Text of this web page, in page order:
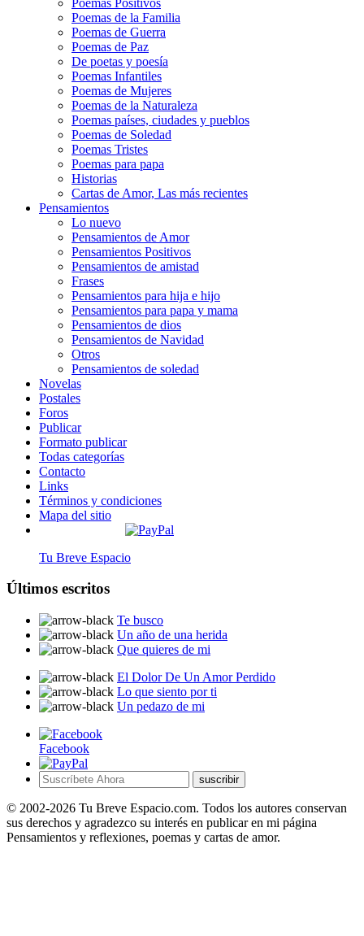
Poemas de la Familia
Poemas de Guerra
Poemas de Paz
De poetas y poesía
Poemas Infantiles
Poemas de Mujeres
Poemas de la Naturaleza
Poemas países, ciudades y pueblos
Poemas de Soledad
Poemas Tristes
Poemas para papa
Historias
Cartas de Amor, Las más recientes
Pensamientos
Lo nuevo
Pensamientos de Amor
Pensamientos Positivos
Pensamientos de amistad
Frases
Pensamientos para hija e hijo
Pensamientos para papa y mama
Pensamientos de dios
Pensamientos de Navidad
Otros
Pensamientos de soledad
Novelas
Postales
Foros
Publicar
Formato publicar
Todas categorías
Contacto
Links
Términos y condiciones
Mapa del sitio
Tu Breve Espacio
Últimos escritos
Te busco
Un año de una herida
Que quieres de mi
El Dolor De Un Amor Perdido
Lo que siento por ti
Un pedazo de mi
Facebook
suscribir
© 2002-2026 Tu Breve Espacio.com. Todos los autores conservan
sus derechos y agradezco su interés en publicar en mi página
Pensamientos y reflexiones, poemas y cartas de amor.